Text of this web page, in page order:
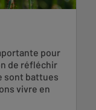
pour
de réfléchir
sont battues
vivre en